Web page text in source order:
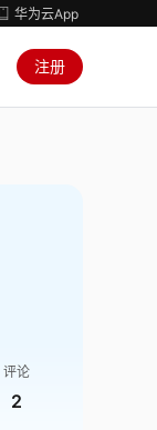
华为云App
注册
评论
2